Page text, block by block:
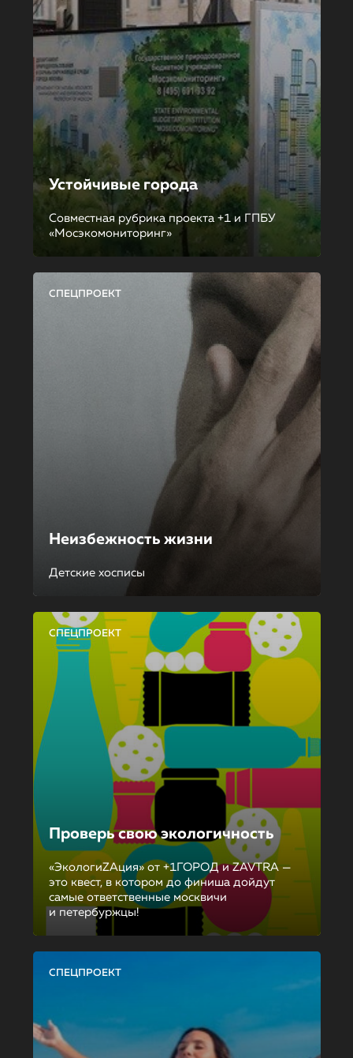
Устойчивые города
Совместная рубрика проекта +1 и ГПБУ
«Мосэкомониторинг»
СПЕЦПРОЕКТ
Неизбежность жизни
Детские хосписы
СПЕЦПРОЕКТ
Проверь свою экологичность
«ЭкологиZAция» от +1ГОРОД и ZAVTRA —
это квест, в котором до финиша дойдут
самые ответственные москвичи
и петербуржцы!
СПЕЦПРОЕКТ